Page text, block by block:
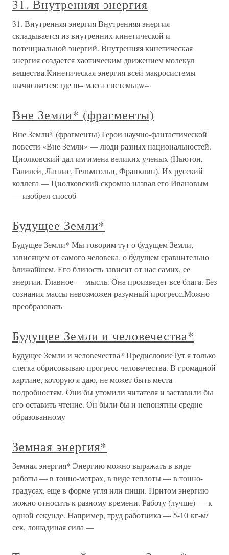
31. Внутренняя энергия
31. Внутренняя энергия Внутренняя энергия
складывается из внутренних кинетической и
потенциальной энергий. Внутренняя кинетическая
энергия создается хаотическим движением молекул
вещества.Кинетическая энергия всей макросистемы
вычисляется: где m– масса системы;w–
Вне Земли* (фрагменты)
Вне Земли* (фрагменты) Герои научно-фантастической
повести «Вне Земли» — люди разных национальностей.
Циолковский дал им имена великих ученых (Ньютон,
Галилей, Лаплас, Гельмгольц, Франклин). Их русский
коллега — Циолковский скромно назвал его Ивановым
— изобрел способ
Будущее Земли*
Будущее Земли* Мы говорим тут о будущем Земли,
зависящем от самого человека, о будущем сравнительно
ближайшем. Его близость зависит от нас самих, ее
энергии. Главное — мысль. Она произведет все блага. Без
сознания массы невозможен разумный прогресс.Можно
преобразовать
Будущее Земли и человечества*
Будущее Земли и человечества* ПредисловиеТут я только
слегка обрисовываю прогресс человечества. В громадной
картине, которую я даю, не может быть места
подробностям. Они бы утомили читателя и заставили бы
его оставить чтение. Он были бы и непонятны средне
образованному
Земная энергия*
Земная энергия* Энергию можно выражать в виде
работы — в тонно-метрах, в виде теплоты — в тонно-
градусах, еще в форме угля или пищи. Притом энергию
можно относить к разному времени. Работу (лучше) — к
одной секунде. Например, труд работника — 5-10 кг-м/
сек, лошадиная сила —